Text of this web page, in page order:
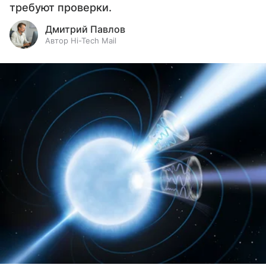
требуют проверки.
Дмитрий Павлов
Автор Hi-Tech Mail